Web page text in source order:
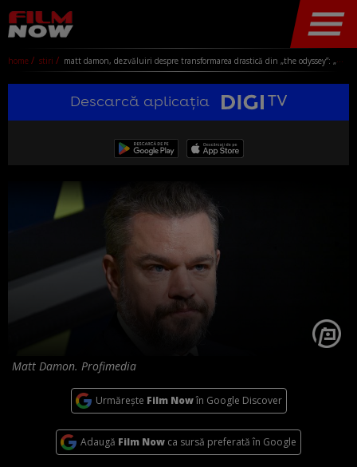
home stiri matt damon, dezvăluiri despre transformarea drastică din „the odyssey”: „mi-a schimbat complet viața!”la ce alimente a renunțat complet
Descarcă aplicația
Matt Damon. Profimedia
Urmărește Film Nowîn Google Discover
Adaugă Film Now ca sursă preferată în Google